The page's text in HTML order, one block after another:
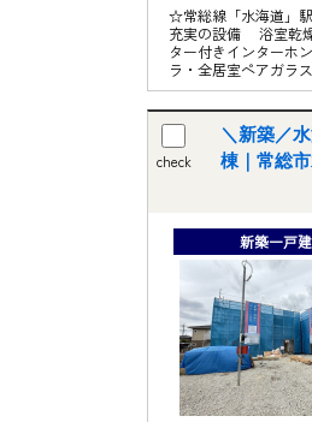
☆常総線「水海道」
充実の設備 浴室乾
ター付きインターホ
ラ・全居室ペアガラス
キッチン等 ☆地震の
て軽減する制震装置
採用 《周辺施設》 〇
校……約1600ｍ 〇水
校……約1900ｍ 〇
ンズ淵頭店……約730
約450ｍ 〇水海道郵
check
＼新築／
棟｜常総
新築一戸